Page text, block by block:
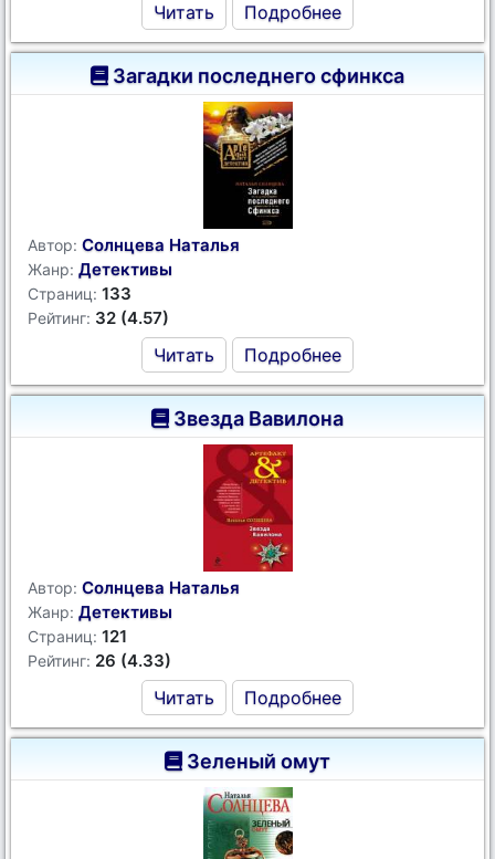
Читать Подробнее
Загадки последнего сфинкса
Автор: Солнцева Наталья
Жанр: Детективы
Страниц: 133
Рейтинг: 32 (4.57)
Читать Подробнее
Звезда Вавилона
Автор: Солнцева Наталья
Жанр: Детективы
Страниц: 121
Рейтинг: 26 (4.33)
Читать Подробнее
Зеленый омут